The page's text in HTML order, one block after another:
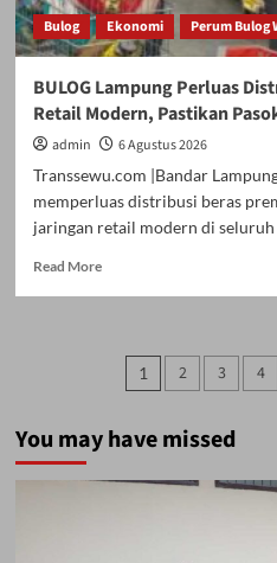
Ponsel
dari
Berbagai
Bulog Ekonomi Perum Bulog
BULOG Lampung Perluas
Retail Modern, Pastikan
admin
6 Agustus 2026
Transsewu.com |Bandar
memperluas distribusi beras
jaringan retail modern di seluruh
Read MoreRead
Lampung
Perluas
Premium
Retail
Paginasi
1 2 3 4
You may have missed